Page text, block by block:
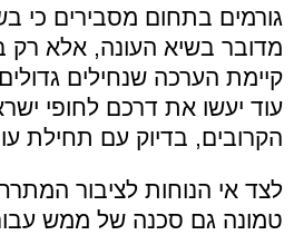
גורמים בתחום מסבירים כי
מדובר בשיא העונה, אלא רק
קיימת הערכה שנחילים
עוד יעשו את דרכם לחופי
הקרובים, בדיוק עם תחילת
לצד אי הנוחות לציבור
טמונה גם סכנה של ממש